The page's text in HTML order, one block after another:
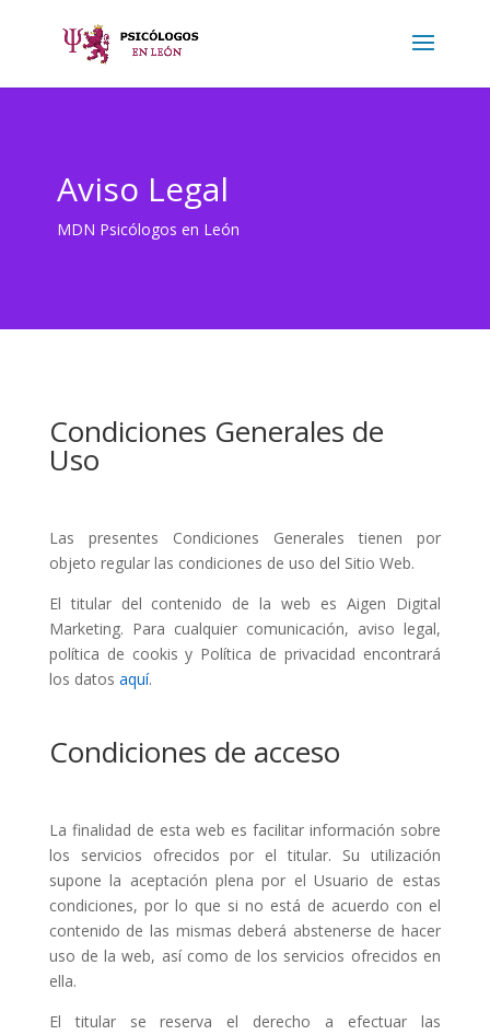
Aviso Legal
MDN Psicólogos en León
Condiciones Generales de
Uso
Las presentes Condiciones Generales tienen por
objeto regular las condiciones de uso del Sitio Web.
El titular del contenido de la web es Aigen Digital
Marketing. Para cualquier comunicación, aviso legal,
política de cookis y Política de privacidad encontrará
los datos aquí.
Condiciones de acceso
La finalidad de esta web es facilitar información sobre
los servicios ofrecidos por el titular. Su utilización
supone la aceptación plena por el Usuario de estas
condiciones, por lo que si no está de acuerdo con el
contenido de las mismas deberá abstenerse de hacer
uso de la web, así como de los servicios ofrecidos en
ella.
El titular se reserva el derecho a efectuar las